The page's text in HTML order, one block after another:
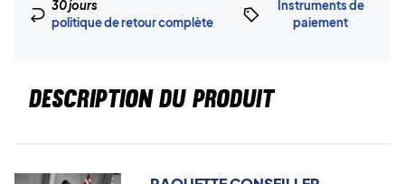
30 jours
politique de retour complète
Instruments de
paiement
DESCRIPTION DU PRODUIT